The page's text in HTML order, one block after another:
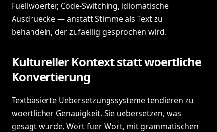
Fuellwoerter, Code-Switching, idiomatische
Ausdruecke — anstatt Stimme als Text zu
behandeln, der zufaellig gesprochen wird.
Kultureller Kontext statt woertliche
Konvertierung
Textbasierte Uebersetzungssysteme tendieren zu
woertlicher Genauigkeit. Sie uebersetzen, was
gesagt wurde, Wort fuer Wort, mit grammatischen